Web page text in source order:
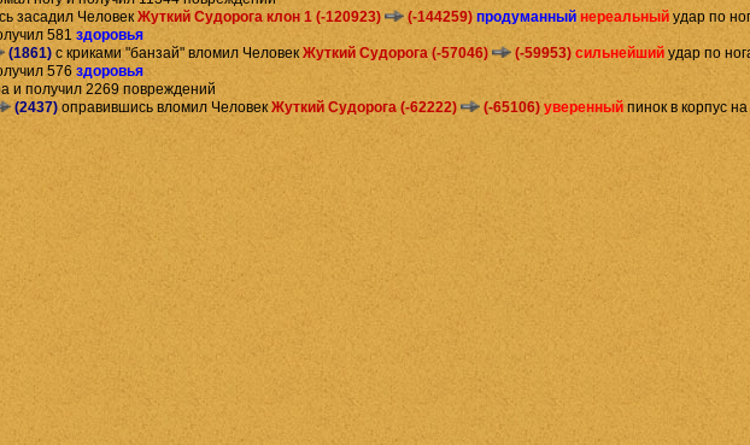
засадил ЧеловекЖуткий Судорога клон 1 (-120923) (-144259) продуманный нереальный удар по
581 здоровья
(1861) с криками "банзай" вломил ЧеловекЖуткий Судорога (-57046) (-59953) сильнейший удар по
576 здоровья
и получил 2269 повреждений
(2437) оправившись вломил Человек Жуткий Судорога (-62222) (-65106) уверенный пинок в корпус на